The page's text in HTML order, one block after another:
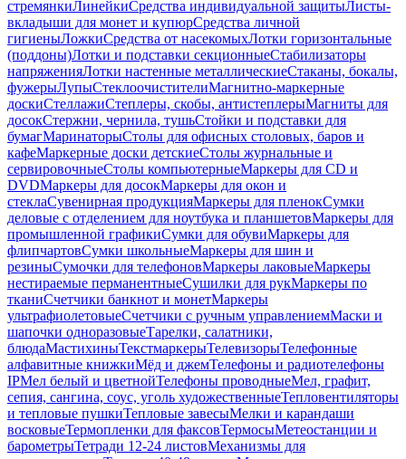
стремянкиЛинейкиСредства индивидуальной защитыЛисты-
вкладыши для монет и купюрСредства личной
гигиеныЛожкиСредства от насекомыхЛотки горизонтальные
(поддоны)Лотки и подставки секционныеСтабилизаторы
напряженияЛотки настенные металлическиеСтаканы, бокалы,
фужерыЛупыСтеклоочистителиМагнитно-маркерные
доскиСтеллажиСтеплеры, скобы, антистеплерыМагниты для
досокСтержни, чернила, тушьСтойки и подставки для
бумагМаринаторыСтолы для офисных столовых, баров и
кафеМаркерные доски детскиеСтолы журнальные и
сервировочныеСтолы компьютерныеМаркеры для CD и
DVDМаркеры для досокМаркеры для окон и
стеклаСувенирная продукцияМаркеры для пленокСумки
деловые с отделением для ноутбука и планшетовМаркеры для
промышленной графикиСумки для обувиМаркеры для
флипчартовСумки школьныеМаркеры для шин и
резиныСумочки для телефоновМаркеры лаковыеМаркеры
нестираемые перманентныеСушилки для рукМаркеры по
тканиСчетчики банкнот и монетМаркеры
ультрафиолетовыеСчетчики с ручным управлениемМаски и
шапочки одноразовыеТарелки, салатники,
блюдаМастихиныТекстмаркерыТелевизорыТелефонные
алфавитные книжкиМёд и джемТелефоны и радиотелефоны
IPМел белый и цветнойТелефоны проводныеМел, графит,
сепия, сангина, соус, уголь художественныеТепловентиляторы
и тепловые пушкиТепловые завесыМелки и карандаши
восковыеТермопленки для факсовТермосыМетеостанции и
барометрыТетради 12-24 листовМеханизмы для